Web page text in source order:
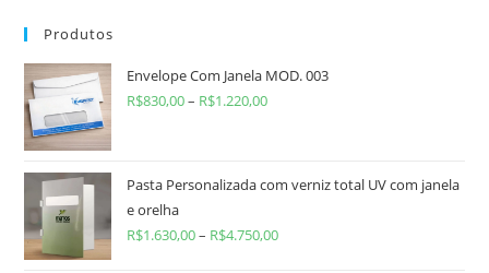
Produtos
Envelope Com Janela MOD. 003
R$830,00– R$1.220,00
Pasta Personalizada com verniz total UV com janela
e orelha
R$1.630,00– R$4.750,00